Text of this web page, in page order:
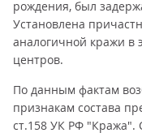
рождения, был
Установлена
аналогичной кражи в
центров.
По данным фактам
признакам состава
ст.158 УК РФ "Кража".